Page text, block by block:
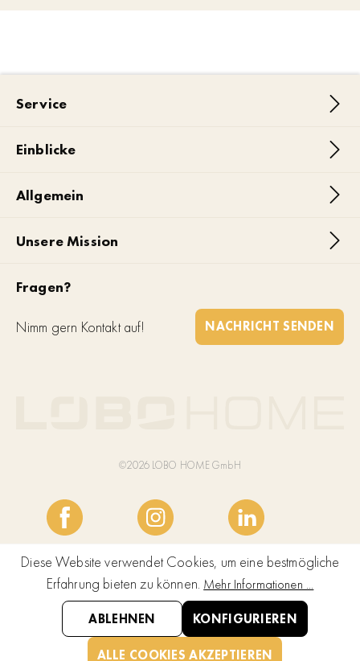
Service
Einblicke
Allgemein
Unsere Mission
Fragen?
Nimm gern Kontakt auf! NACHRICHT SENDEN
©2026 LOBO HOME GmbH
Diese Website verwendet Cookies, um eine bestmögliche
Erfahrung bieten zu können. Mehr Informationen ...
ABLEHNEN KONFIGURIEREN
ALLE COOKIES AKZEPTIEREN